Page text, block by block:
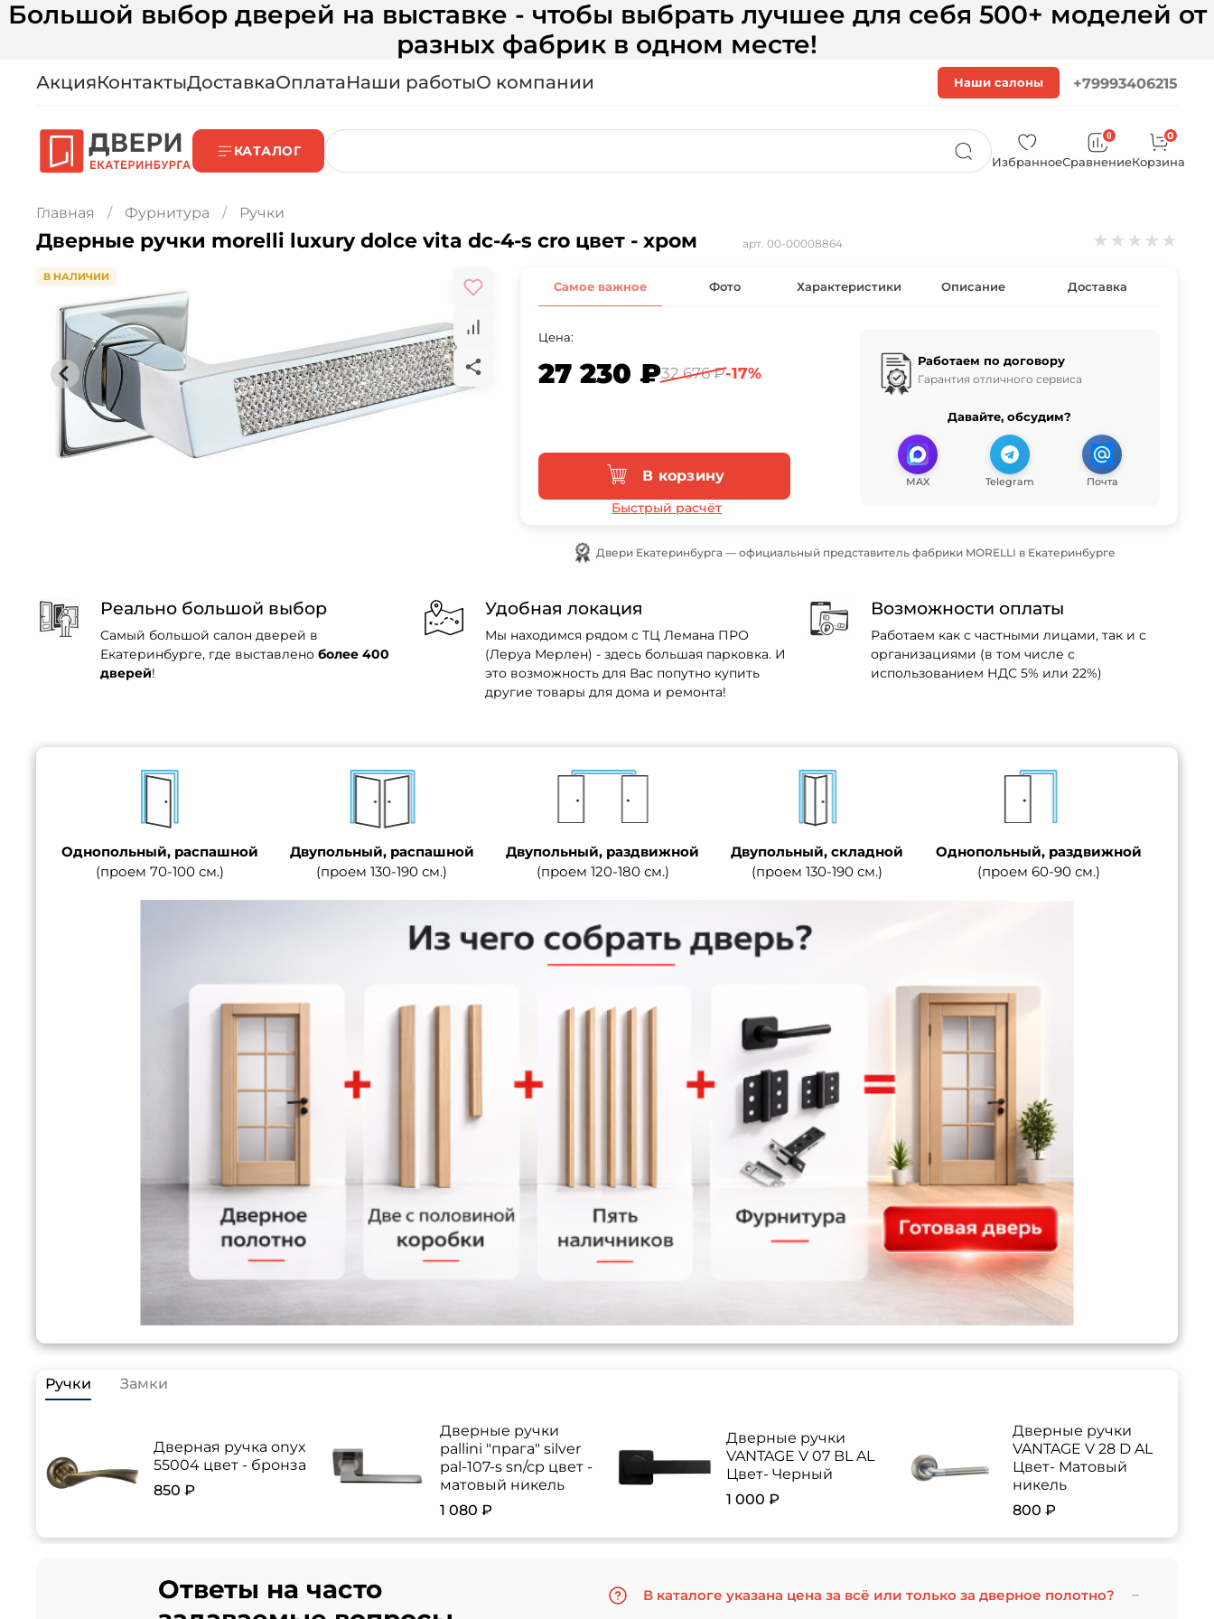
Большой выбор дверей на выставке - чтобы выбрать лучшее для себя 500+ моделей от
разных фабрик в одном месте!
АкцияКонтактыДоставкаОплатаНаши работыО компании Наши салоны +79993406215
КАТАЛОГ
Избранное
0
Сравнение
0
Корзина
Главная Фурнитура Ручки
Дверные ручки morelli luxury dolce vita dc-4-s cro цвет - хром арт. 00-00008864 ★ ★ ★ ★ ★
В НАЛИЧИИ
Самое важное Фото Характеристики Описание Доставка
Цена:
27 230 ₽32 676 ₽-17%
В корзину
Быстрый расчёт
Работаем по договору
Гарантия отличного сервиса
Давайте, обсудим?
MAX Telegram Почта
Двери Екатеринбурга — официальный представитель фабрики MORELLI в Екатеринбурге
Реально большой выбор
Самый большой салон дверей в
Екатеринбурге, где выставлено более 400
дверей!
Удобная локация
Мы находимся рядом с ТЦ Лемана ПРО
(Леруа Мерлен) - здесь большая парковка. И
это возможность для Вас попутно купить
другие товары для дома и ремонта!
Возможности оплаты
Работаем как с частными лицами, так и с
организациями (в том числе с
использованием НДС 5% или 22%)
Однопольный, распашной
(проем 70-100 см.)
Двупольный, распашной
(проем 130-190 см.)
Двупольный, раздвижной
(проем 120-180 см.)
Двупольный, складной
(проем 130-190 см.)
Однопольный, раздвижной
(проем 60-90 см.)
Ручки Замки
Дверная ручка onyx
55004 цвет - бронза
850 ₽
Дверные ручки
pallini "прага" silver
pal-107-s sn/cp цвет -
матовый никель
1 080 ₽
Дверные ручки
VANTAGE V 07 BL AL
Цвет- Черный
1 000 ₽
Дверные ручки
VANTAGE V 28 D AL
Цвет- Матовый
никель
800 ₽
Ответы на часто
В каталоге указана цена за всё или только за дверное полотно?